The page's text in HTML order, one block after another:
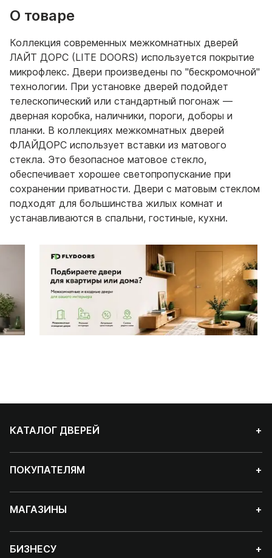
О товаре
Коллекция современных межкомнатных дверей
ЛАЙТ ДОРС (LITE DOORS) используется покрытие
микрофлекс. Двери произведены по "бескромочной"
технологии. При установке дверей подойдет
телескопический или стандартный погонаж —
дверная коробка, наличники, пороги, доборы и
планки. В коллекциях межкомнатных дверей
ФЛАЙДОРС использует вставки из матового
стекла. Это безопасное матовое стекло,
обеспечивает хорошее светопропускание при
сохранении приватности. Двери с матовым стеклом
подходят для большинства жилых комнат и
устанавливаются в спальни, гостиные, кухни.
КАТАЛОГ ДВЕРЕЙ +
ПОКУПАТЕЛЯМ +
МАГАЗИНЫ +
БИЗНЕСУ +